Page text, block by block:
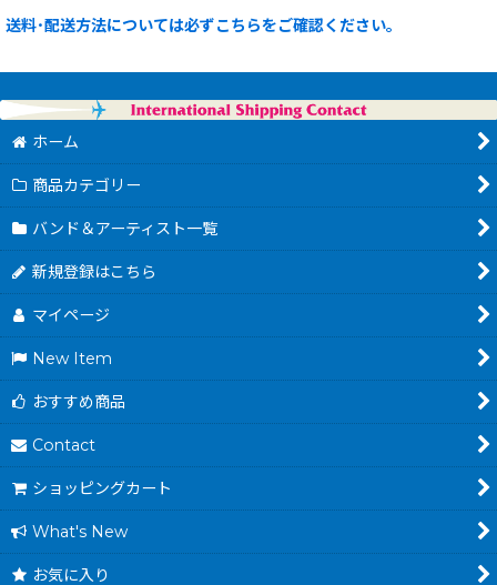
送料･配送方法については必ずこちらをご確認ください。
ホーム
商品カテゴリー
バンド＆アーティスト一覧
新規登録はこちら
マイページ
New Item
おすすめ商品
Contact
ショッピングカート
What's New
お気に入り